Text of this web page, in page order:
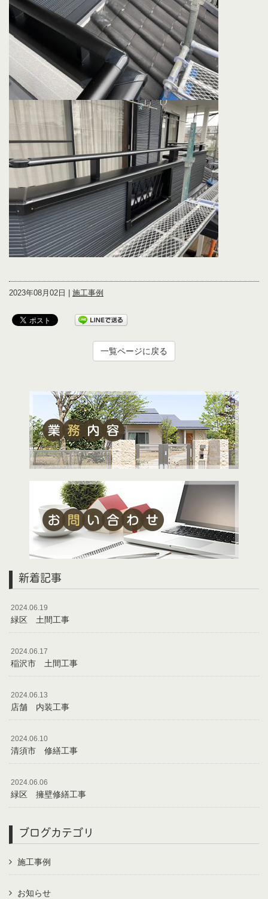
2023年08月02日 | 施工事例
一覧ページに戻る
新着記事
2024.06.19
緑区 土間工事
2024.06.17
稲沢市 土間工事
2024.06.13
店舗 内装工事
2024.06.10
清須市 修繕工事
2024.06.06
緑区 擁壁修繕工事
ブログカテゴリ
施工事例
お知らせ